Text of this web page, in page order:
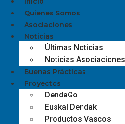
Quienes Somos
Asociaciones
Noticias
Últimas Noticias
Noticias Asociaciones
Buenas Prácticas
Proyectos
DendaGo
Euskal Dendak
Productos Vascos